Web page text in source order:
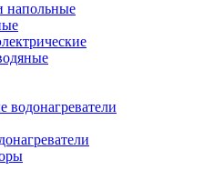
напольные
водонагреватели